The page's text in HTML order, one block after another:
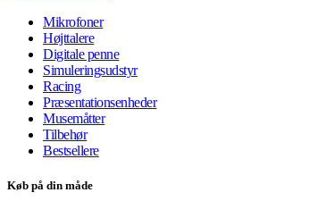
Mikrofoner
Højttalere
Digitale penne
Simuleringsudstyr
Racing
Præsentationsenheder
Musemåtter
Tilbehør
Bestsellere
Køb på din måde